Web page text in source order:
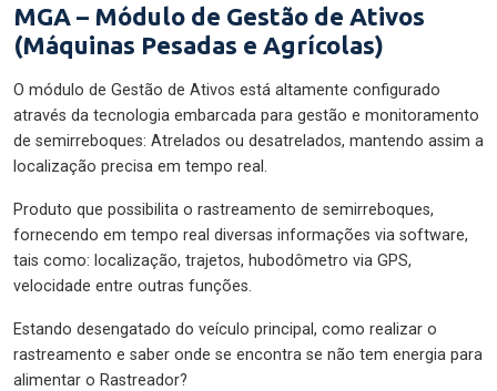
MGA – Módulo de Gestão de Ativos
(Máquinas Pesadas e Agrícolas)
O módulo de Gestão de Ativos está altamente configurado
através da tecnologia embarcada para gestão e monitoramento
de semirreboques: Atrelados ou desatrelados, mantendo assim a
localização precisa em tempo real.
Produto que possibilita o rastreamento de semirreboques,
fornecendo em tempo real diversas informações via software,
tais como: localização, trajetos, hubodômetro via GPS,
velocidade entre outras funções.
Estando desengatado do veículo principal, como realizar o
rastreamento e saber onde se encontra se não tem energia para
alimentar o Rastreador?